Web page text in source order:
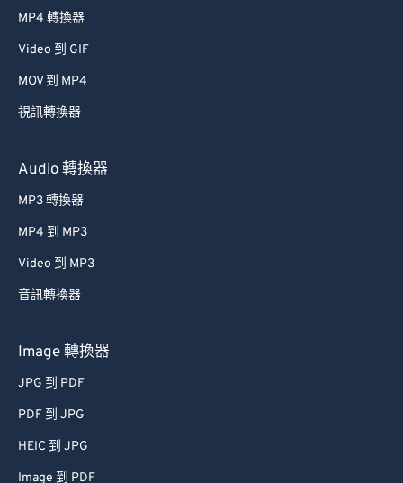
MP4 轉換器
Video 到 GIF
MOV 到 MP4
視訊轉換器
Audio 轉換器
MP3 轉換器
MP4 到 MP3
Video 到 MP3
音訊轉換器
Image 轉換器
JPG 到 PDF
PDF 到 JPG
HEIC 到 JPG
Image 到 PDF